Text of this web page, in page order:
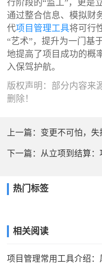
行阶段的“监工”，更是
通过整合信息、模拟财
代项目管理工具将可行
“艺术”，提升为一门基
地提高了项目成功的概
入保驾护航。
版权声明：部分内容来
删除！
上一篇： 变更不可怕，失控才
下一篇： 从立项到结算：项
热门标签
相关阅读
项目管理常用工具介绍